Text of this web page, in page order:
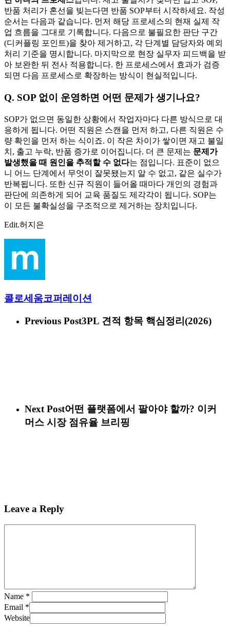
반품 처리가 혼선을 빚는다면 반품 SOP부터 시작하세요. 작성
순서는 다음과 같습니다. 먼저 해당 프로세스의 현재 실제 작
업 흐름을 그대로 기록합니다. 다음으로 불필요한 판단 구간
(디커플링 포인트)을 찾아 제거하고, 각 단계별 담당자와 예외
처리 기준을 명시합니다. 마지막으로 현장 실무자 피드백을 받
아 보완한 뒤 전사 적용합니다. 한 프로세스에서 효과가 검증
되면 다음 프로세스로 확장하는 방식이 현실적입니다.
Q. SOP 없이 운영하면 어떤 문제가 생기나요?
SOP가 없으면 동일한 상황에서 작업자마다 다른 방식으로 대
응하게 됩니다. 어떤 직원은 스캔을 먼저 하고, 다른 직원은 수
량 확인을 먼저 하는 식이죠. 이 작은 차이가 쌓이면 재고 불일
치, 출고 누락, 반품 증가로 이어집니다. 더 큰 문제는 문제가
발생했을 때 원인을 추적할 수 없다는 점입니다. 표준이 없으
니 어느 단계에서 무엇이 잘못됐는지 알 수 없고, 같은 실수가
반복됩니다. 또한 신규 직원이 들어올 때마다 개인의 경험과
판단에 의존하게 되어 교육 품질도 제각각이 됩니다. SOP는
이 모든 불확실성을 구조적으로 제거하는 장치입니다.
Edit.허지은
콜로세움코퍼레이션
Previous Post3PL 견적 항목 핵심정리(2026)
Next Post어떤 플랫폼에서 팔아야 할까? 이커
머스 시장 점유율 브리핑
Leave a Reply
Name *
Email *
Website